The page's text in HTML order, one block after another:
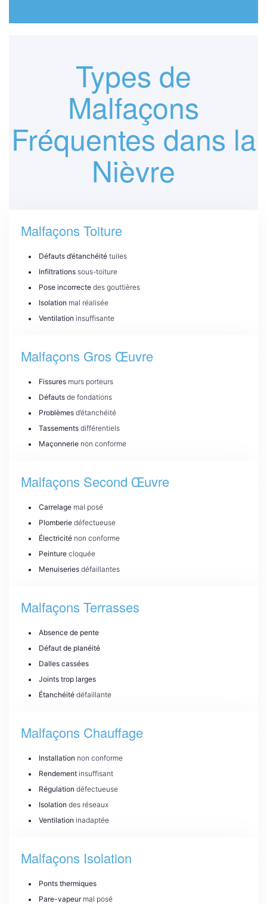
Types de
Malfaçons
Fréquentes dans la
Nièvre
Malfaçons Toiture
Défauts d’étanchéité tuiles
Infiltrations sous-toiture
Pose incorrecte des gouttières
Isolation mal réalisée
Ventilation insuffisante
Malfaçons Gros Œuvre
Fissures murs porteurs
Défauts de fondations
Problèmes d’étanchéité
Tassements différentiels
Maçonnerie non conforme
Malfaçons Second Œuvre
Carrelage mal posé
Plomberie défectueuse
Électricité non conforme
Peinture cloquée
Menuiseries défaillantes
Malfaçons Terrasses
Absence de pente
Défaut de planéité
Dalles cassées
Joints trop larges
Étanchéité défaillante
Malfaçons Chauffage
Installation non conforme
Rendement insuffisant
Régulation défectueuse
Isolation des réseaux
Ventilation inadaptée
Malfaçons Isolation
Ponts thermiques
Pare-vapeurmal posé